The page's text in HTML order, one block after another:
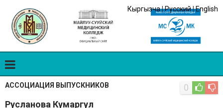
Кыргызча|Русский|English
АССОЦИАЦИЯ ВЫПУСКНИКОВ
Русланова Кумаргул
0